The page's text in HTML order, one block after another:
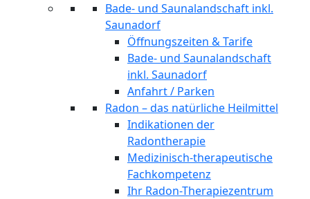
Bade- und Saunalandschaft inkl.
Saunadorf
Öffnungszeiten & Tarife
Bade- und Saunalandschaft
inkl. Saunadorf
Anfahrt / Parken
Radon – das natürliche Heilmittel
Indikationen der
Radontherapie
Medizinisch-therapeutische
Fachkompetenz
Ihr Radon-Therapiezentrum